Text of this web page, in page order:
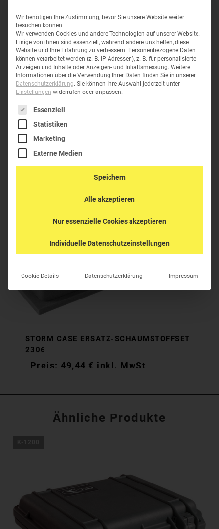
STORM CASE DECKEL-EINBAURAHMEN
IM2306
110,30€ inkl. MwSt
STORM CASE ERSATZ-SCHAUMSTOFFSET
2306
49,44 € inkl. MwSt
K-iM2306F
Ähnliche Produkte
Wir benötigen Ihre Zustimmung, bevor Sie unsere Website weiter
besuchen können.
Wir verwenden Cookies und andere Technologien auf unserer Website.
Einige von ihnen sind essenziell, während andere uns helfen, diese
Website und Ihre Erfahrung zu verbessern. Personenbezogene Daten
können verarbeitet werden (z. B. IP-Adressen), z. B. für personalisierte
Anzeigen und Inhalte oder Anzeigen- und Inhaltsmessung. Weitere
Informationen über die Verwendung Ihrer Daten finden Sie in unserer
Datenschutzerklärung. Sie können Ihre Auswahl jederzeit unter
Einstellungen widerrufen oder anpassen.
Es folgt eine Liste der Service-Gruppen, für die eine
Essenziell
Statistiken
Marketing
Externe Medien
Speichern
Alle akzeptieren
Nur essenzielle Cookies akzeptieren
Individuelle Datenschutzeinstellungen
Cookie-Details Datenschutzerklärung Impressum